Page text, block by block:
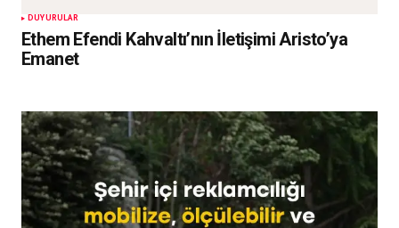
DUYURULAR
Ethem Efendi Kahvaltı’nın İletişimi Aristo’ya
Emanet